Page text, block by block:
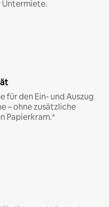
für den Ein- und Auszug
– ohne zusätzliche
Papierkram.*